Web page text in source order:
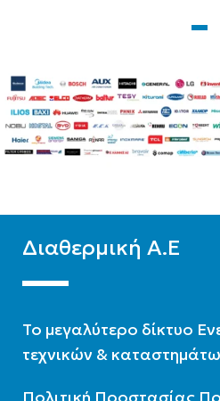
WIFI Standard
ΧΡΏΜΑ Λευκό
Διαθερμική Α.Ε
To μεγαλύτερο δίκτυο
τεχνικών &